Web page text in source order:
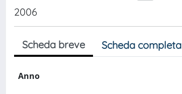
2006
Scheda breve Scheda completa
Anno